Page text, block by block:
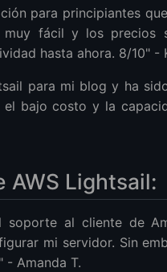
para principiantes
fácil y los precios
hasta ahora. 8/10" -
para mi blog y ha
bajo costo y la
AWS Lightsail:
soporte al cliente de
mi servidor. Sin
- Amanda T.